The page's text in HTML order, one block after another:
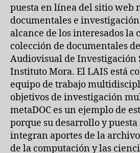
puesta en línea del sitio web
documentales e
alcance de los interesados la
colección de documentales
Audiovisual de Investigación
Instituto Mora. El LAIS está
equipo de trabajo
objetivos de investigación
metaDOC es un ejemplo de
porque su desarrollo y
integran aportes de la
de la computación y las